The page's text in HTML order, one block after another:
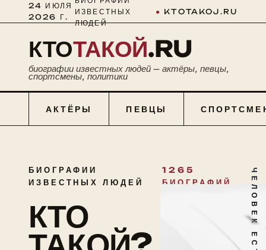
24 ИЮЛЯ
2026 Г.
ИЗВЕСТНЫХ
ЛЮДЕЙ
● KTOTAKOJ.RU
КТОТАКОЙ.RU
биографии известных людей — актёры, певцы,
спортсмены, политики
АКТЁРЫ ПЕВЦЫ
БИОГРАФИИ
ИЗВЕСТНЫХ ЛЮДЕЙ
1265
БИОГРАФИЙ
КТО